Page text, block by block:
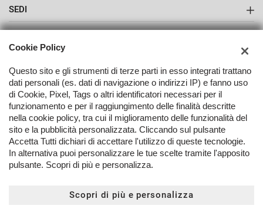
SEDI
Sede di Boves
AZIENDA
TORNA IN CIMA
Copyright © 2026 Marro Automobili Srl - P.IVA 03096250042 -Leggi
l'informativa sulla privacy -Cookie Policy
Cookie Policy
Questo sito e gli strumenti di terze parti in esso integrati trattano
dati personali (es. dati di navigazione o indirizzi IP) e fanno uso
di Cookie, Pixel, Tags o altri identificatori necessari per il
funzionamento e per il raggiungimento delle finalità descritte
nella cookie policy, tra cui il miglioramento delle funzionalità del
sito e la pubblicità personalizzata. Cliccando sul pulsante
Accetta Tutti dichiari di accettare l'utilizzo di queste tecnologie.
In alternativa puoi personalizzare le tue scelte tramite l'apposito
pulsante. Scopri di più e personalizza.
Scopri di più e personalizza